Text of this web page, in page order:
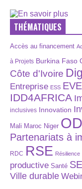
THÉMATIQUES
Accès au financement
à Projets Burkina Faso
Côte d'Ivoire
Entreprise ESS
IDD4AFRICA
inclusives Innovation
Mali Maroc Niger
Partenariats à
RDC RSE Résilience
productive Santé
Ville durable